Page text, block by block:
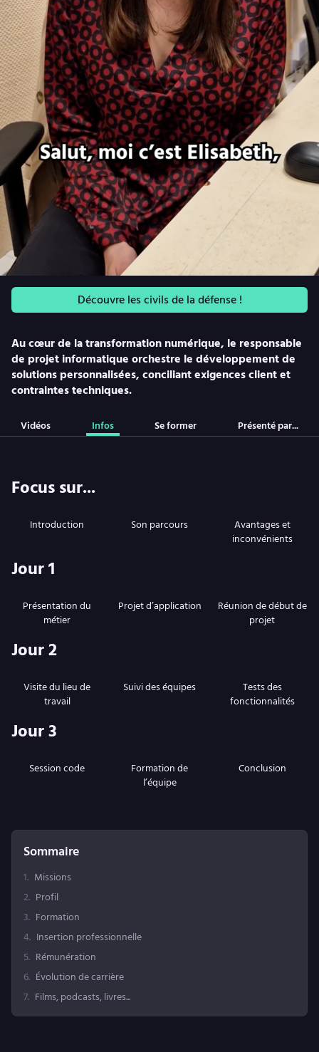
Découvre les civils de la défense !
Au cœur de la transformation numérique, le responsable
de projet informatique orchestre le développement de
solutions personnalisées, conciliant exigences client et
contraintes techniques.
Vidéos Infos Se former Présenté par...
Focus sur...
Introduction Son parcours
Avantages et
inconvénients
Jour 1
Présentation du
métier
Projet d’application
Réunion de début de
projet
Jour 2
Visite du lieu de
travail
Suivi des équipes
Tests des
fonctionnalités
Jour 3
Session code
Formation de
l’équipe
Conclusion
Sommaire
1. Missions
2. Profil
3. Formation
4. Insertion professionnelle
5. Rémunération
6. Évolution de carrière
7. Films, podcasts, livres...